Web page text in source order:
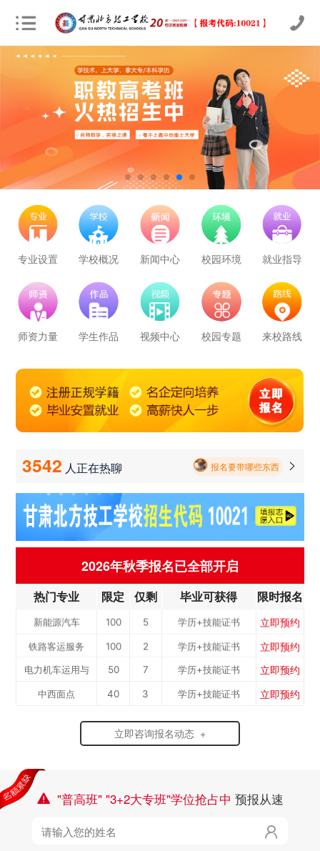
专业设置 学校概况 新闻中心 校园环境 就业指导
师资力量 学生作品 视频中心 校园专题 来校路线
3542 人正在热聊
学校里面的漂亮女孩子多不多呀
报名要带哪些东西
毕业以后的就业率怎么样呀
学校环境怎么样啊 视频上看上去还挺不 错的 有实地去看过的么
学校里面的漂亮女孩子多不多呀
报名要带哪些东西 
2026年秋季报名已全部开启
热门专业 限定 仅剩 毕业可获得 限时报名
公路施工与养护 50 学历+技能证书 立即预约
新能源汽车 100 5 学历+技能证书 立即预约
检...
立即预约
中西面点 40 学历+技能证书 立即预约
立即预约
幼儿教育 50 学历+技能证书 立即预约
计算机应用与维修 50
机电一体化 50 6 学历+技能证书 立即预约
数控加工(数控车... 50 5 学历+技能证书 立即预约
50 3 学历+技能证书
公路施工与养护 50 8 学历+技能证书 立即预约
新能源汽车 100 5 学历+技能证书 立即预约
铁路客运服务 100 2 学历+技能证书 立即预约
电力机车运用与
检...
50 7 学历+技能证书 立即预约
中西面点 40 3 学历+技能证书 立即预约
50 6 学历+技能证书
立即咨询报名动态 +
 "普高班" "3+2大专班"学位抢占中 预报从速
